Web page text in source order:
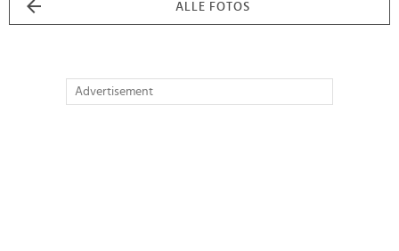
ALLE FOTOS
Advertisement